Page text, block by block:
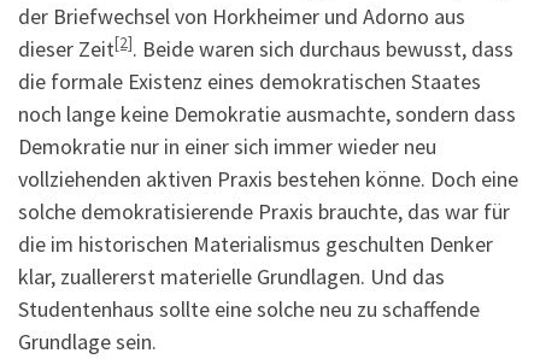
der Briefwechsel von Horkheimer und Adorno aus
dieser Zeit[2]. Beide waren sich durchaus bewusst, dass
die formale Existenz eines demokratischen Staates
noch lange keine Demokratie ausmachte, sondern dass
Demokratie nur in einer sich immer wieder neu
vollziehenden aktiven Praxis bestehen könne. Doch eine
solche demokratisierende Praxis brauchte, das war für
die im historischen Materialismus geschulten Denker
klar, zuallererst materielle Grundlagen. Und das
Studentenhaus sollte eine solche neu zu schaffende
Grundlage sein.